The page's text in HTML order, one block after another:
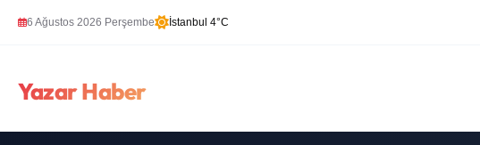
6 Ağustos 2026 Perşembe İstanbul 4°C
Yazar Haber